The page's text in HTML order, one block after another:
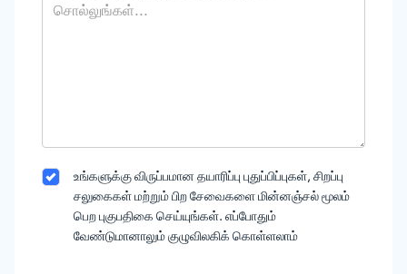
உங்களுக்கு விருப்பமான தயாரிப்பு புதுப்பிப்புகள், சிறப்பு
சலுகைகள் மற்றும் பிற சேவைகளை மின்னஞ்சல் மூலம்
பெற புகுபதிகை செய்யுங்கள். எப்போதும்
வேண்டுமானாலும் குழுவிலகிக் கொள்ளலாம்